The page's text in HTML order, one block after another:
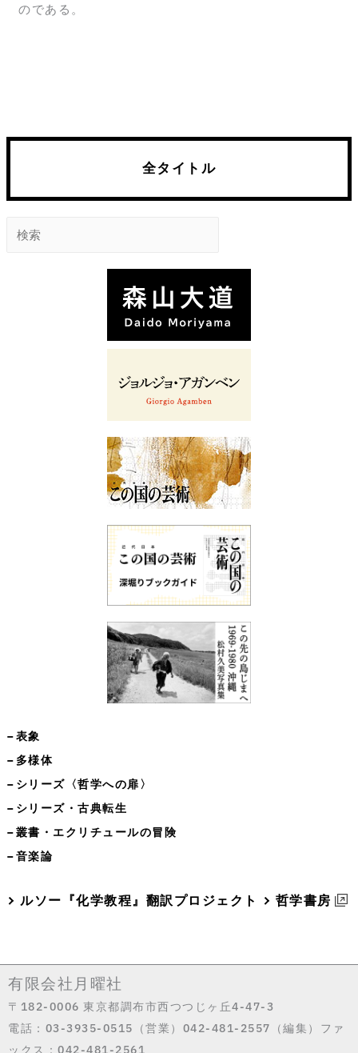
全タイトル
検
−表象
−多様体
−シリーズ〈哲学への扉〉
−シリーズ・古典転生
−叢書・エクリチュールの冒険
−音楽論
ルソー『化学教程』翻訳プロジェクト 哲学書房
のである。
有限会社月曜社
〒182-0006 東京都調布市西つつじヶ丘4-47-3
電話：03-3935-0515（営業）042-481-2557（編集）ファ
ックス：042-481-2561